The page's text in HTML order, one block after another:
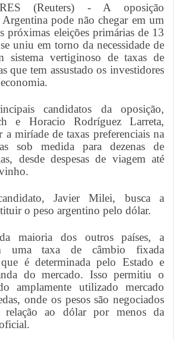
(Reuters) - A oposição
Argentina pode não chegar em um
próximas eleições primárias de 13
uniu em torno da necessidade de
sistema vertiginoso de taxas de
que tem assustado os investidores
candidatos da oposição,
e Horacio Rodríguez Larreta,
a miríade de taxas preferenciais na
sob medida para dezenas de
desde despesas de viagem até
Javier Milei, busca a
o peso argentino pelo dólar.
maioria dos outros países, a
uma taxa de câmbio fixada
é determinada pelo Estado e
do mercado. Isso permitiu o
amplamente utilizado mercado
onde os pesos são negociados
relação ao dólar por menos da